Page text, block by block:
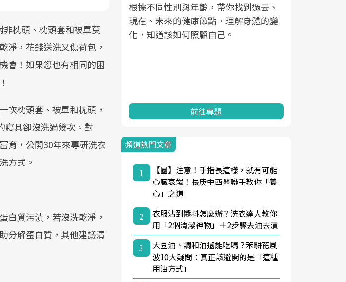
枕頭、枕頭套和被單莫
淨，花錢送洗又傷荷包，
會！如果您也有相同的困
次枕頭套、被單和枕頭，
寢具卻沒洗過幾次。對
育，公開30年來專研洗衣
方式。
白質污漬，若沒洗乾淨，
分解蛋白質，其他建議清
台灣推動委員會」與「長
進，「預防醫學」已成全民
題。然而，健檢不只是醫
務，更是民眾了解自身健康
康管理的重要起點。
前往專題
健康革命！
前往專題
的認知，進而引導實際的
前往專題
根據不同性別與年齡，帶你找到過去、
現在、未來的健康節點，理解身體的變
化，知道該如何照顧自己。
前往專題
頻道熱門文章
1
【圖】注意！手指長這樣，就有可能
心臟衰竭！長庚中西醫聯手教你「養
心」之道
2
衣服沾到醬料怎麼辦？洗衣達人教你
用「2個清潔神物」＋2步驟去油去漬
3
大豆油、調和油還能吃嗎？苯駢芘風
波10大疑問：真正該避開的是「這種
用油方式」